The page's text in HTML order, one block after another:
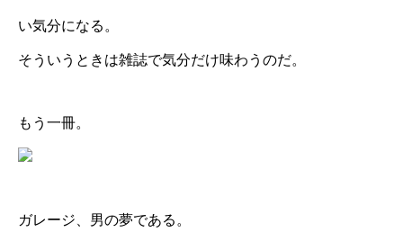
い気分になる。
そういうときは雑誌で気分だけ味わうのだ。
もう一冊。
ガレージ、男の夢である。